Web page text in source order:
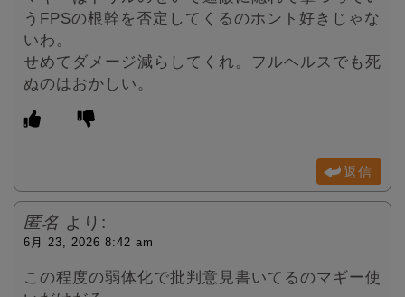
うFPSの根幹を否定してくるのホント好きじゃな
いわ。
せめてダメージ減らしてくれ。フルヘルスでも死
ぬのはおかしい。
返信
匿名 より:
6月 23, 2026 8:42 am
この程度の弱体化で批判意見書いてるのマギー使